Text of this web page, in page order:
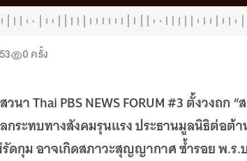
0 ครั้ง
นา Thai PBS NEWS FORUM #3 ตั้งวงถ
ลกระทบทางสังคมรุนแรง ประธานมูลนิธิต่อ
ดกุม อาจเกิดสภาวะสุญญากาศ ซ้ำรอย พ.ร